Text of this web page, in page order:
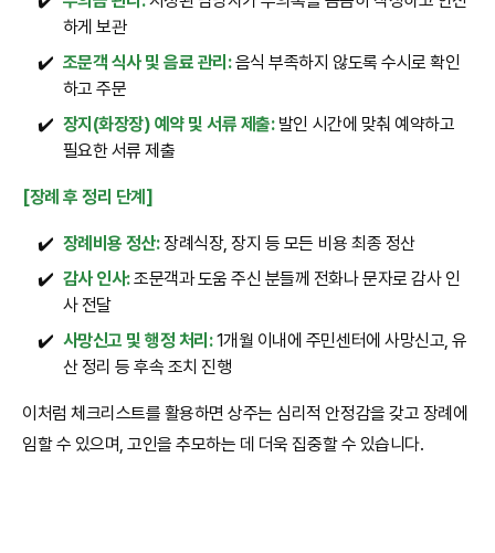
하게 보관
✔️ 조문객 식사 및 음료 관리:음식 부족하지 않도록 수시로 확인
하고 주문
✔️ 장지(화장장) 예약 및 서류 제출:발인 시간에 맞춰 예약하고
필요한 서류 제출
[장례 후 정리 단계]
✔️ 장례비용 정산:장례식장, 장지 등 모든 비용 최종 정산
✔️ 감사 인사:조문객과 도움 주신 분들께 전화나 문자로 감사 인
사 전달
✔️ 사망신고 및 행정 처리:1개월 이내에 주민센터에 사망신고, 유
산 정리 등 후속 조치 진행
이처럼 체크리스트를 활용하면 상주는 심리적 안정감을 갖고 장례에
임할 수 있으며, 고인을 추모하는 데 더욱 집중할 수 있습니다.